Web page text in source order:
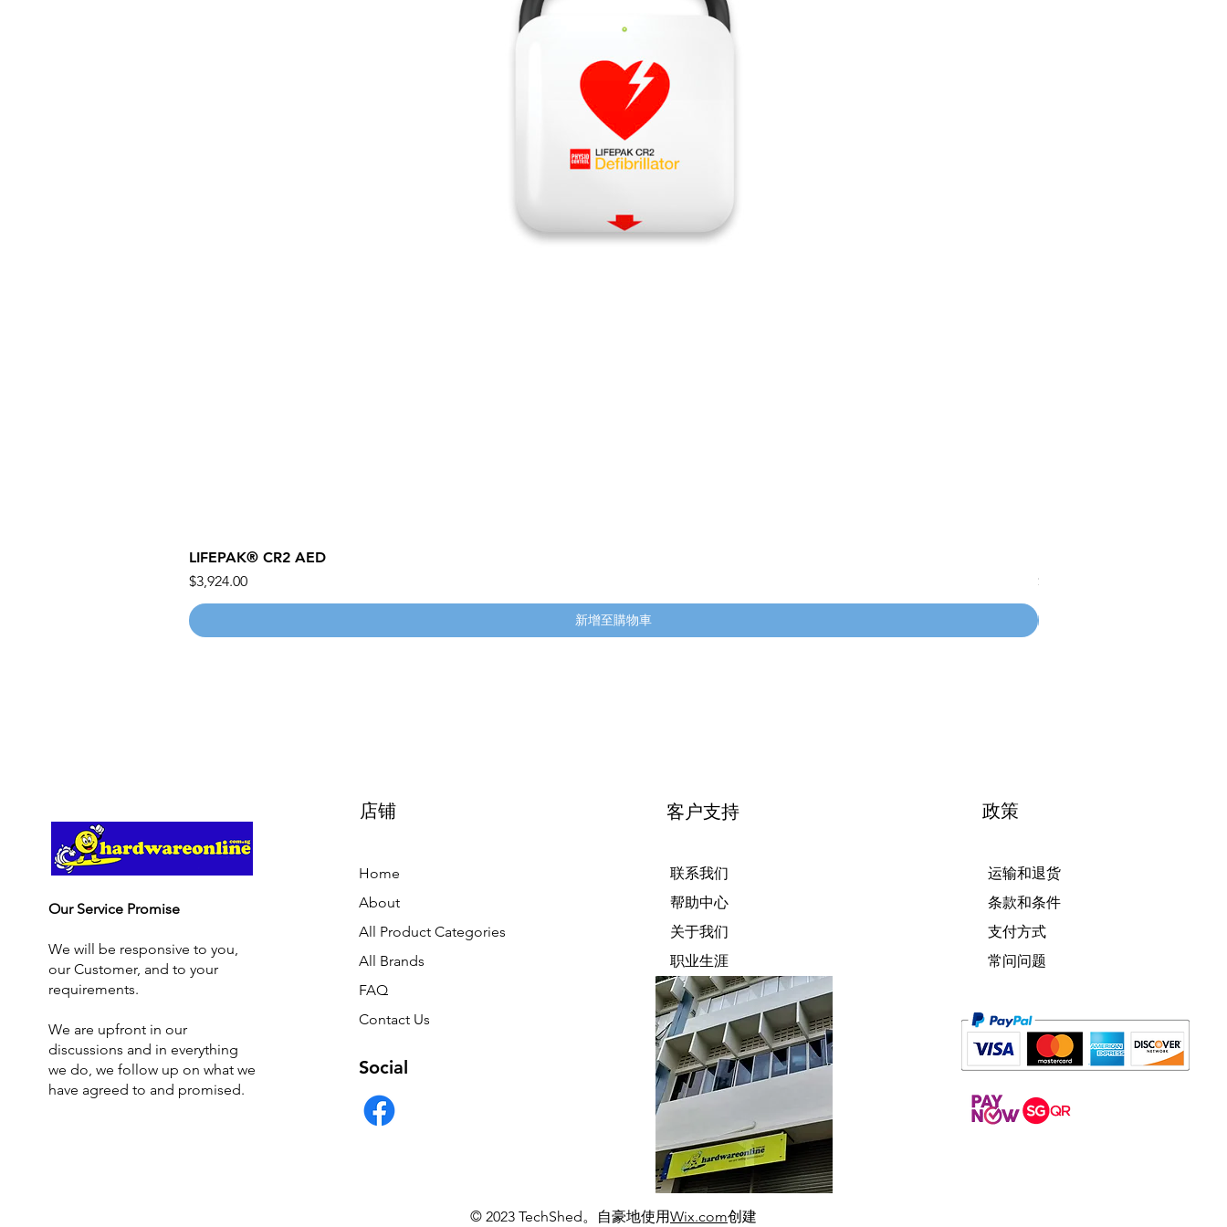
LIFEPAK® CR2 AED
價格
$3,924.00
新增至購物車
價格
$134.55
Our Service Promise
We will be responsive to you,
our Customer, and to your
requirements.
We are upfront in our
discussions and in everything
we do, we follow up on what we
have agreed to and promised.
店铺
Home
About
All Product Categories
All Brands
FAQ
Contact Us
Social
客户支持
联系我们
帮助中心
关于我们
职业生涯
政策
运输和退货
条款和条件
支付方式
常问问题
© 2023 TechShed。自豪地使用Wix.com创建